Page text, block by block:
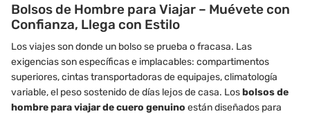
Bolsos de Hombre para Viajar – Muévete con
Confianza, Llega con Estilo
Los viajes son donde un bolso se prueba o fracasa. Las
exigencias son específicas e implacables: compartimentos
superiores, cintas transportadoras de equipajes, climatología
variable, el peso sostenido de días lejos de casa. Losbolsos de
hombre para viajar de cuero genuino están diseñados para